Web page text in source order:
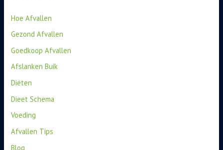
Hoe Afvallen
Gezond Afvallen
Goedkoop Afvallen
Afslanken Buik
Diëten
Dieet Schema
Voeding
Afvallen Tips
Blog